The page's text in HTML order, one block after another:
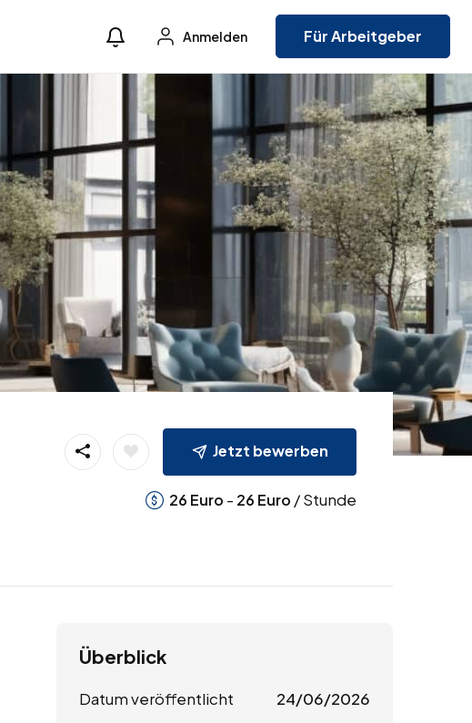
Anmelden Für Arbeitgeber
Jetzt bewerben
26 Euro - 26 Euro / Stunde
Überblick
Datum veröffentlicht 24/06/2026